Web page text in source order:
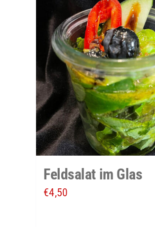
Feldsalat im Glas
€4,50